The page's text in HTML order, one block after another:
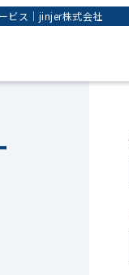
ビス｜jinjer株式会社